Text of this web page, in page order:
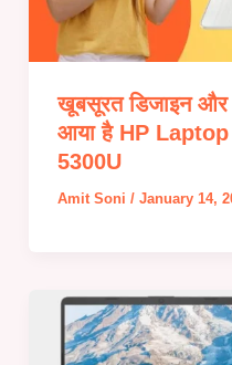
खूबसूरत डिजाइन और
आया है HP
5300U
Amit Soni / January 14,